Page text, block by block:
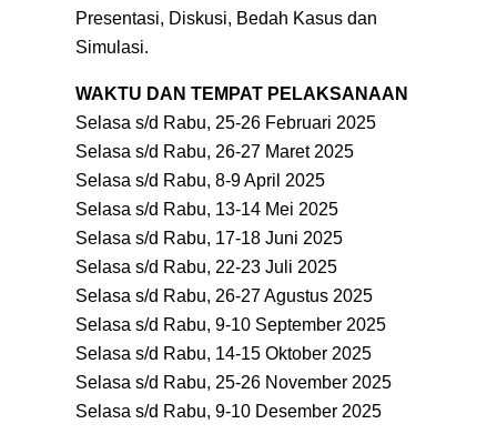
Presentasi, Diskusi, Bedah Kasus dan
Simulasi.
WAKTU DAN TEMPAT PELAKSANAAN
Selasa s/d Rabu, 25-26 Februari 2025
Selasa s/d Rabu, 26-27 Maret 2025
Selasa s/d Rabu, 8-9 April 2025
Selasa s/d Rabu, 13-14 Mei 2025
Selasa s/d Rabu, 17-18 Juni 2025
Selasa s/d Rabu, 22-23 Juli 2025
Selasa s/d Rabu, 26-27 Agustus 2025
Selasa s/d Rabu, 9-10 September 2025
Selasa s/d Rabu, 14-15 Oktober 2025
Selasa s/d Rabu, 25-26 November 2025
Selasa s/d Rabu, 9-10 Desember 2025